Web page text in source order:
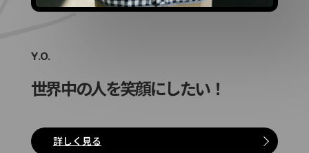
Y.O.
世界中の人を笑顔にしたい！
詳しく見る